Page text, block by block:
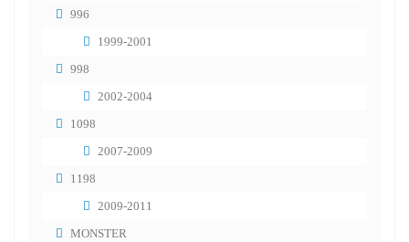
996
1999-2001
998
2002-2004
1098
2007-2009
1198
2009-2011
MONSTER